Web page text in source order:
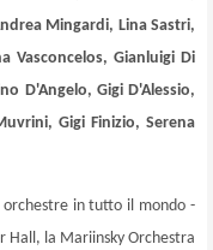
Mingardi, Lina Sastri,
Vasconcelos, Gianluigi Di
D'Angelo, Gigi D'Alessio,
Gigi Finizio, Serena
in tutto il mondo -
Hall, la Mariinsky Orchestra